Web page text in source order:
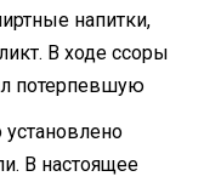
напитки,
В ходе ссоры
потерпевшую
В настоящее